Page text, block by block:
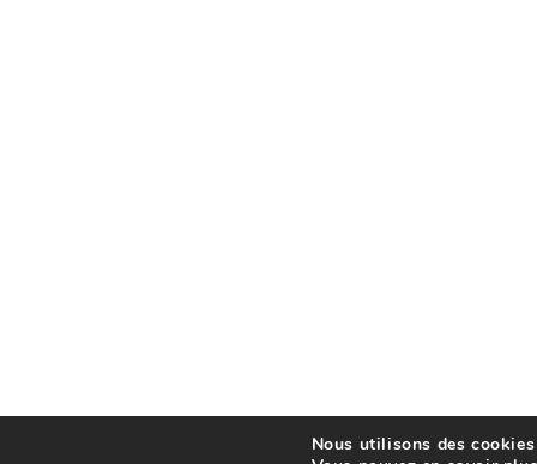
Nous utilisons des